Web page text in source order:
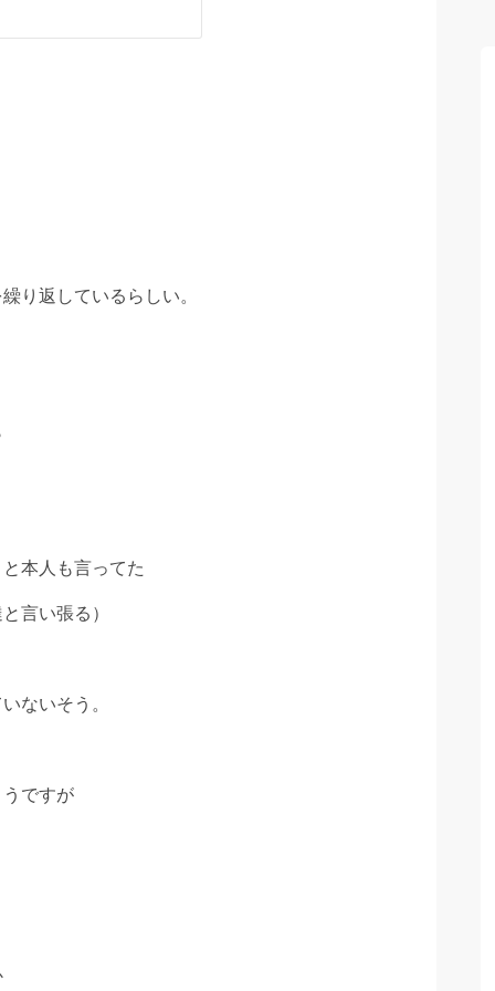
り返しているらしい。
本人も言ってた
言い張る）
ないそう。
ですが